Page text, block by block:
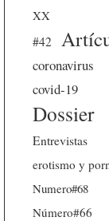
XX
#42
coronavirus
covid-19
Dossier
Entrevistas
erotismo y
Numero#68
Número#66